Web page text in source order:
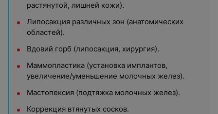
растянутой, лишней кожи).
Липосакция различных зон (анатомических
областей).
Вдовий горб (липосакция, хирургия).
Маммопластика (установка имплантов,
увеличение/уменьшение молочных желез).
Мастопексия (подтяжка молочных желез).
Коррекция втянутых сосков.